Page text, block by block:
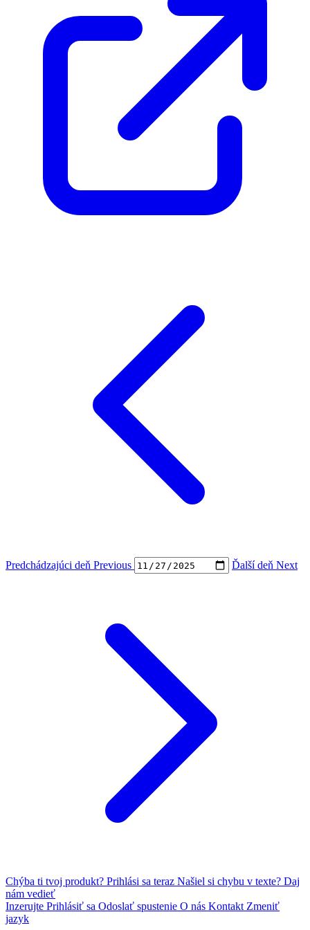
Predchádzajúci deň Previous Ďalší deň Next
Chýba ti tvoj produkt? Prihlási sa teraz Našiel si chybu v texte? Daj
nám vedieť
Inzerujte Prihlásiť sa Odoslať spustenie O nás Kontakt Zmeniť
jazyk